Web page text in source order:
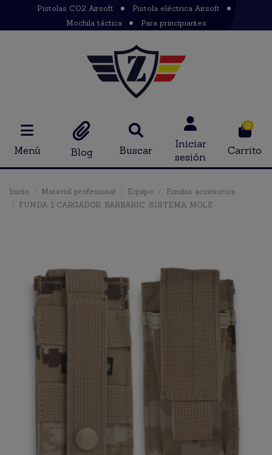
Pistolas CO2 Airsoft
Pistola eléctrica Airsoft
Mochila táctica
Para principiantes
Menú Blog Buscar
Iniciar
sesión
0
Carrito
Inicio Material profesional Equipo
Fundas accesorios
FUNDA 1 CARGADOR. BARBARIC. SISTEMA MOLE